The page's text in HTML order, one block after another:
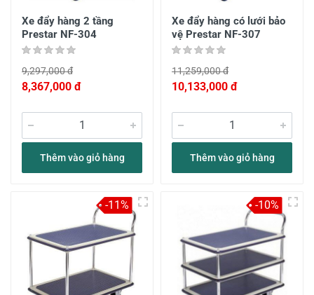
Xe đẩy hàng 2 tầng
Prestar NF-304
9,297,000 đ
8,367,000 đ
Thêm vào giỏ hàng
Xe đẩy hàng có lưới bảo
vệ Prestar NF-307
11,259,000 đ
10,133,000 đ
Thêm vào giỏ hàng
-11% -10%